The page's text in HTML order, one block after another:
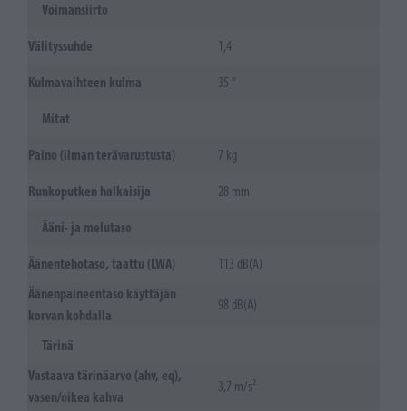
Voimansiirto
Välityssuhde 1,4
Kulmavaihteen kulma 35 °
Mitat
Paino (ilman terävarustusta) 7 kg
Runkoputken halkaisija 28 mm
Ääni- ja melutaso
Äänentehotaso, taattu (LWA)
113 dB(A)
Äänenpaineentaso käyttäjän
korvan kohdalla
98 dB(A)
Tärinä
Vastaava tärinäarvo (ahv, eq),
vasen/oikea kahva
3,7 m/s²